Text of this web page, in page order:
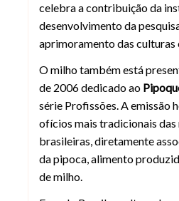
celebra a contribuição da
desenvolvimento da
aprimoramento das culturas
O milho também está
de 2006 dedicado ao
série Profissões. A emissão
ofícios mais tradicionais das
brasileiras, diretamente
da pipoca, alimento
de milho.